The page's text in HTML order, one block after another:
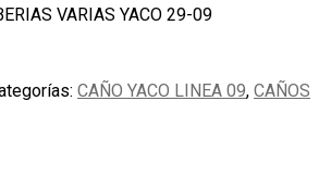
VARIAS YACO 29-09
CAÑO YACO LINEA 09, CAÑOS